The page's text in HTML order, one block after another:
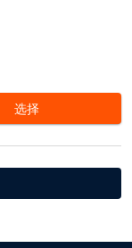
选择